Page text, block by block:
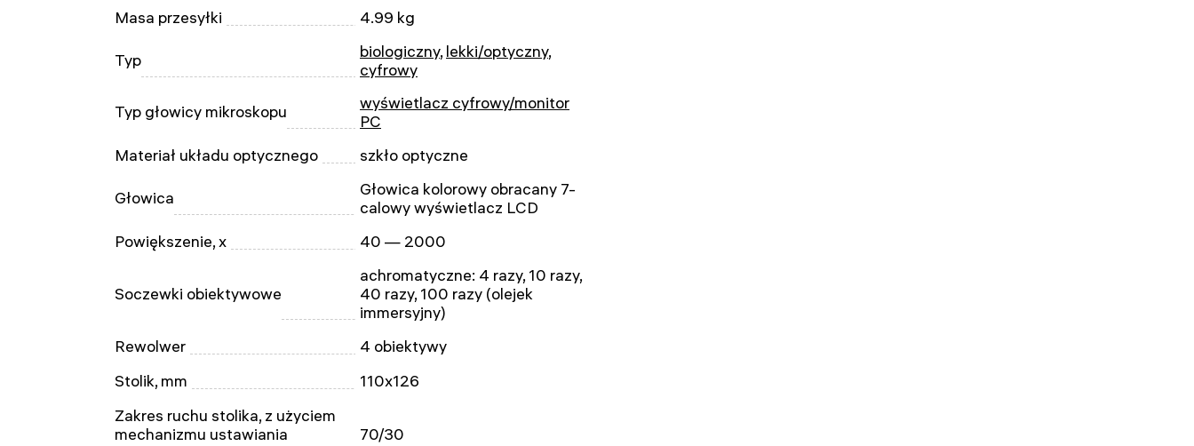
Masa przesyłki 4.99 kg
Typ biologiczny, lekki/optyczny,
cyfrowy
Typ głowicy mikroskopu
wyświetlacz cyfrowy/monitor
PC
Materiał układu optycznego
szkło optyczne
Głowica
Głowica kolorowy obracany 7-
calowy wyświetlacz LCD
Powiększenie, x
40 — 2000
Soczewki obiektywowe
achromatyczne: 4 razy, 10 razy,
40 razy, 100 razy (olejek
immersyjny)
Rewolwer
4 obiektywy
Stolik, mm
110x126
Zakres ruchu stolika, z użyciem
mechanizmu ustawiania
70/30